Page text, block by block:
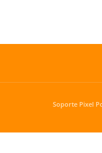
Soporte Pixel